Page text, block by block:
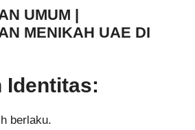
UMUM |
MENIKAH UAE DI
Identitas:
berlaku.